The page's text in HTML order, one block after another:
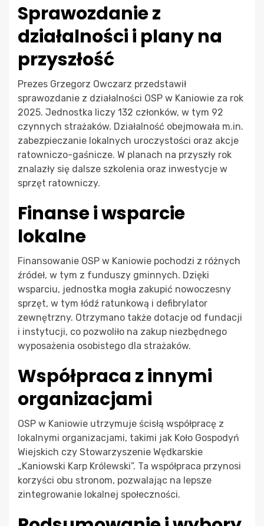
Sprawozdanie z
działalności i plany na
przyszłość
Prezes Grzegorz Owczarz przedstawił
sprawozdanie z działalności OSP w Kaniowie za rok
2025. Jednostka liczy 132 członków, w tym 92
czynnych strażaków. Działalność obejmowała m.in.
zabezpieczanie lokalnych uroczystości oraz akcje
ratowniczo-gaśnicze. W planach na przyszły rok
znalazły się dalsze szkolenia oraz inwestycje w
sprzęt ratowniczy.
Finanse i wsparcie
lokalne
Finansowanie OSP w Kaniowie pochodzi z różnych
źródeł, w tym z funduszy gminnych. Dzięki
wsparciu, jednostka mogła zakupić nowoczesny
sprzęt, w tym łódź ratunkową i defibrylator
zewnętrzny. Otrzymano także dotacje od fundacji
i instytucji, co pozwoliło na zakup niezbędnego
wyposażenia osobistego dla strażaków.
Współpraca z innymi
organizacjami
OSP w Kaniowie utrzymuje ścisłą współpracę z
lokalnymi organizacjami, takimi jak Koło Gospodyń
Wiejskich czy Stowarzyszenie Wędkarskie
„Kaniowski Karp Królewski”. Ta współpraca przynosi
korzyści obu stronom, pozwalając na lepsze
zintegrowanie lokalnej społeczności.